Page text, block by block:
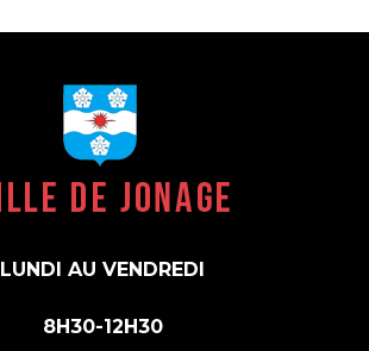
LUNDI AU VENDREDI
8H30-12H30